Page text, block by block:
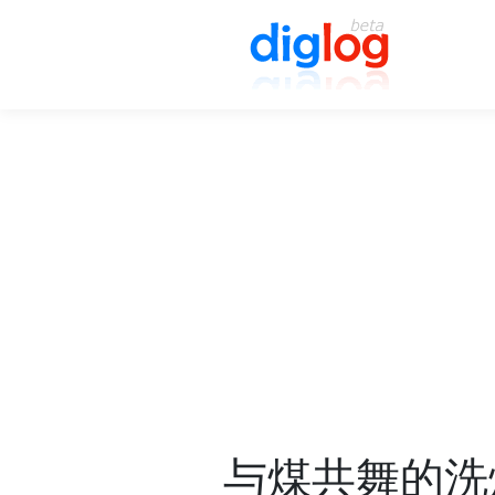
与煤共舞的